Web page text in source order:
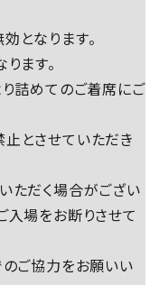
となります。
ます。
詰めてのご着席にご
とさせていただき
ただく場合がござい
入場をお断りさせて
ご協力をお願いい